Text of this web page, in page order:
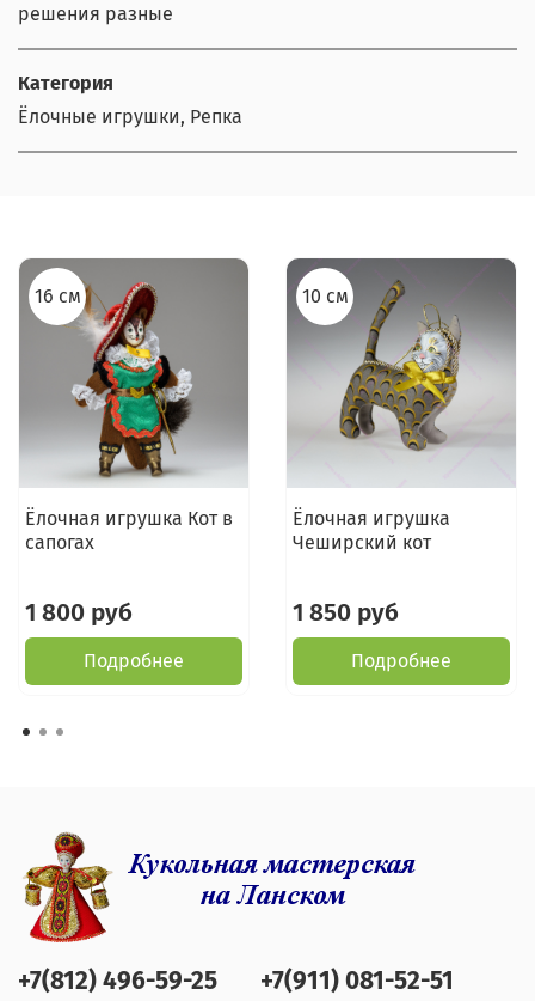
решения разные
Категория
Ёлочные игрушки, Репка
16 см
Ёлочная игрушка Кот в
сапогах
1 800 руб
Подробнее
10 см
Ёлочная игрушка
Чеширский кот
1 850 руб
Подробнее
+7(812) 496-59-25 +7(911) 081-52-51